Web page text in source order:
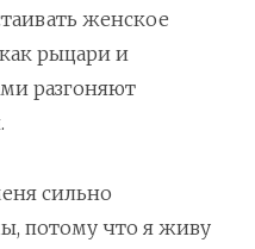
женское
рыцари и
разгоняют
сильно
потому что я живу